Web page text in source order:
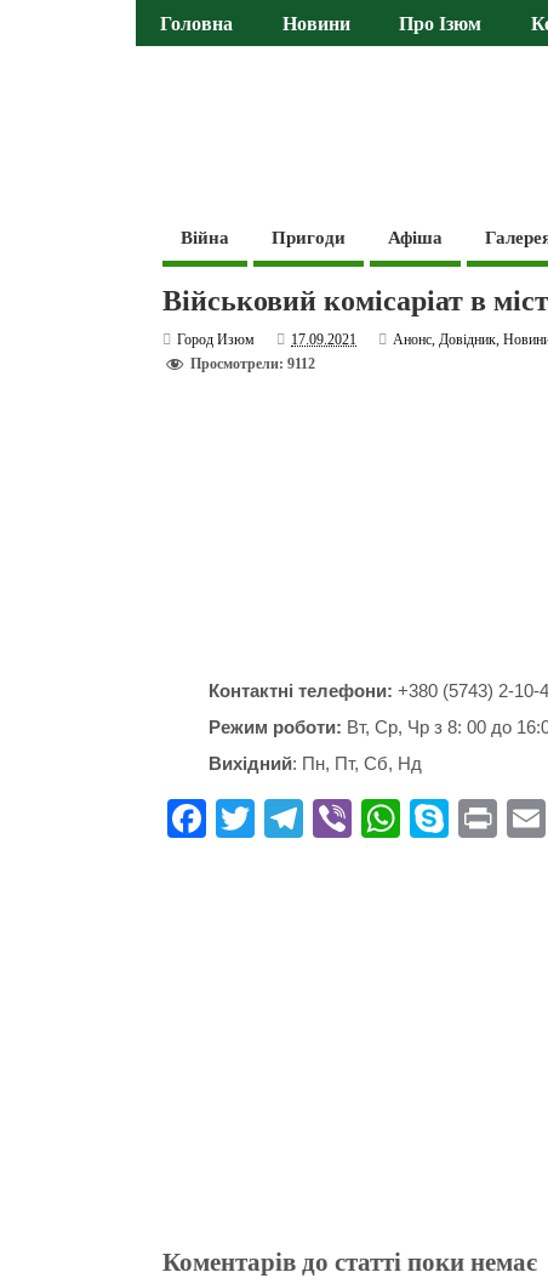
Головна Новини Про Ізюм
Війна Пригоди Афіша
Військовий комісаріат в
Город Изюм 17.09.2021 Анонс,Довідник,
Просмотрели: 9112
Контактні телефони: +380 (5743) 2-10-
Режим роботи: Вт, Ср, Чр з 8: 00 до
Вихідний: Пн, Пт, Сб, Нд
Fa T
Te Vi
W
S
Pr
Коментарів до статті поки немає